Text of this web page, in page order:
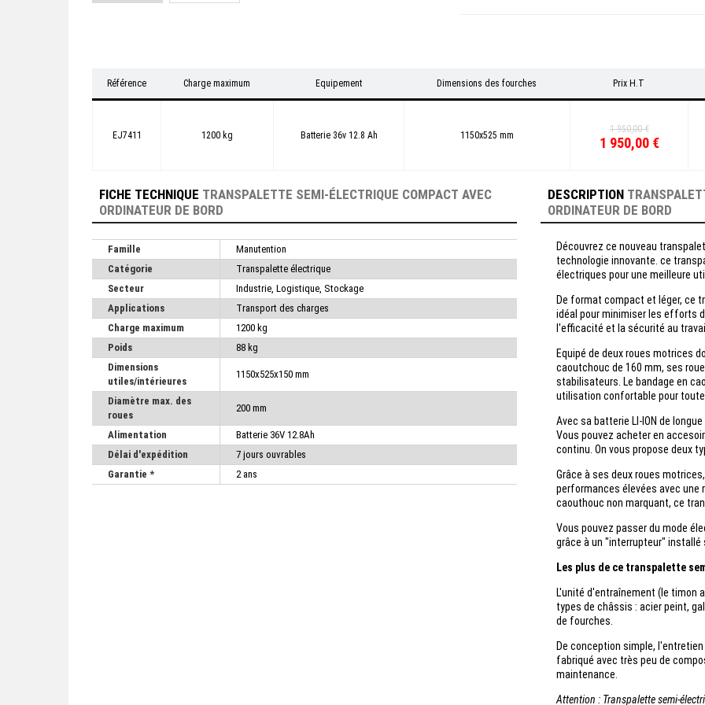
Référence Charge maximum Equipement Dimensions des fourches Prix H.T
EJ7411 1200 kg Batterie 36v 12.8 Ah 1150x525 mm
1 950,00 €
1 950,00 €
FICHE TECHNIQUE TRANSPALETTE SEMI-ÉLECTRIQUE COMPACT AVEC
ORDINATEUR DE BORD
Famille
Manutention
Catégorie
Transpalette électrique
Secteur
Industrie, Logistique, Stockage
Applications
Transport des charges
Charge maximum
1200 kg
Poids
88 kg
Dimensions
utiles/intérieures
1150x525x150 mm
Diamètre max. des
roues
200 mm
Alimentation
Batterie 36V 12.8Ah
Délai d'expédition
7 jours ouvrables
Garantie *
2 ans
DESCRIPTION
ORDINATEUR DE BORD
Découvrez ce nouveau
technologie innovante. ce
électriques pour une meilleure
De format compact et léger, ce
idéal pour minimiser les efforts
l'efficacité et la sécurité au
Equipé de deux roues motrices
caoutchouc de 160 mm, ses
stabilisateurs. Le bandage en
utilisation confortable pour
Avec sa batterie LI-ION de
Vous pouvez acheter en
continu. On vous propose deux
Grâce à ses deux roues
performances élevées avec une
caouthouc non marquant, ce
Vous pouvez passer du mode
grâce à un "interrupteur"
Les plus de ce transpalette
L'unité d'entraînement (le timon
types de châssis : acier peint,
de fourches.
De conception simple,
fabriqué avec très peu de
maintenance.
Attention : Transpalette semi-